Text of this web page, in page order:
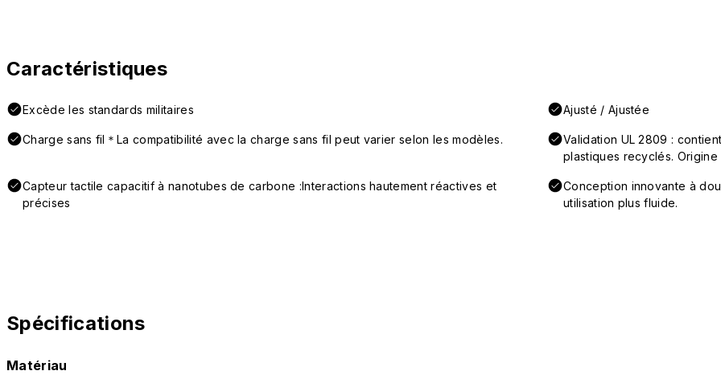
Caractéristiques
Excède les standards militaires Ajusté / Ajustée
Charge sans fil＊La compatibilité avec la charge sans fil peut varier selon les modèles.
Validation UL 2809 :
plastiques recyclés.
Capteur tactile capacitif à nanotubes de carbone :Interactions hautement réactives et
précises
Conception innovante à
utilisation plus fluide.
Spécifications
Matériau